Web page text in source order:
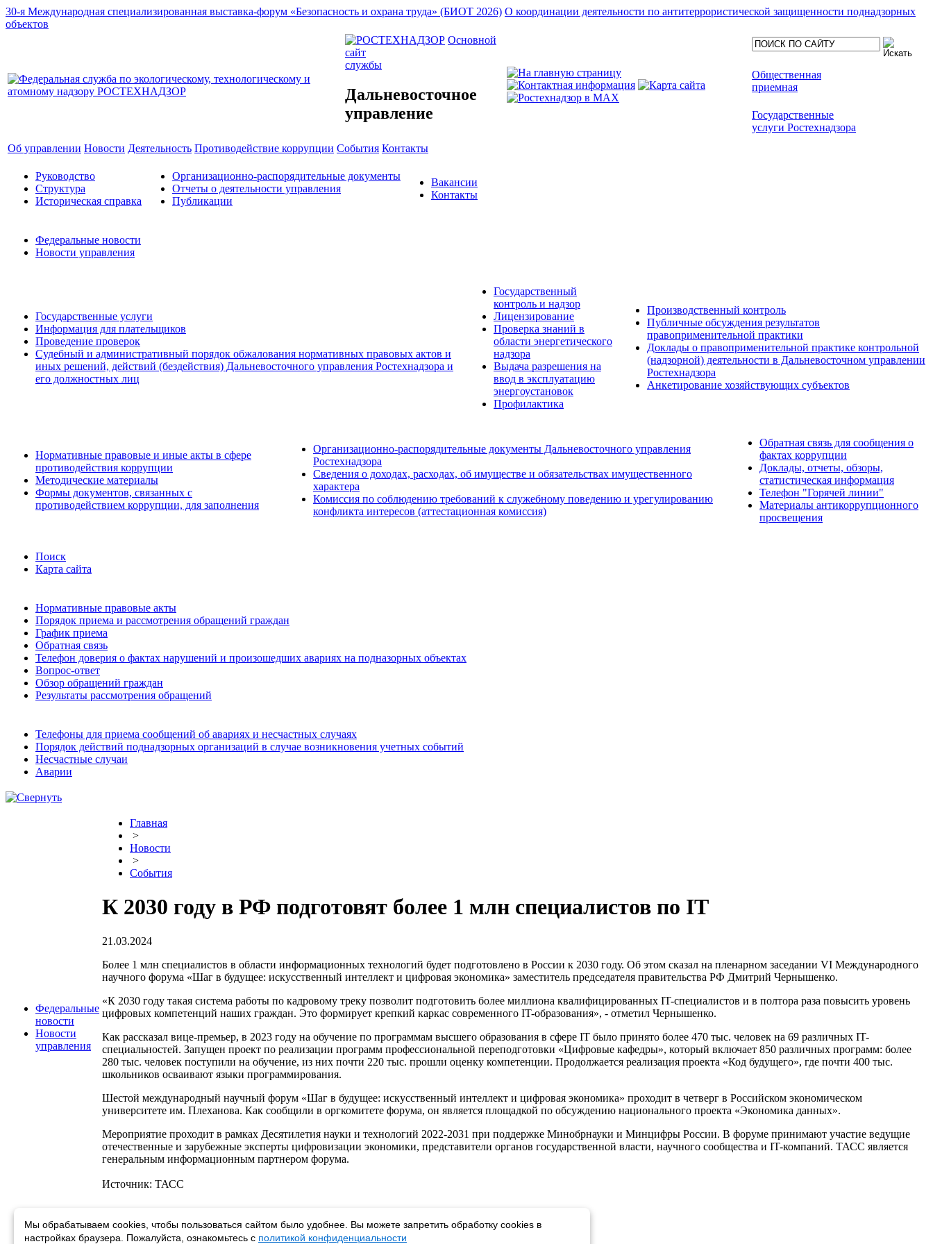
30-я Международная специализированная выставка-форум «Безопасность и охрана труда» (БИОТ 2026) О координации деятельности по антитеррористической защищенности поднадзорных
объектов
Основной
сайт
службы
Дальневосточное
управление
Общественная
приемная
Государственные
услуги Ростехнадзора
Об управлении Новости Деятельность Противодействие коррупции События Контакты
Руководство
Структура
Историческая справка
Организационно-распорядительные документы
Отчеты о деятельности управления
Публикации
Вакансии
Контакты
Федеральные новости
Новости управления
Государственные услуги
Информация для плательщиков
Проведение проверок
Судебный и административный порядок обжалования нормативных правовых актов и
иных решений, действий (бездействия) Дальневосточного управления Ростехнадзора и
его должностных лиц
Государственный
контроль и надзор
Лицензирование
Проверка знаний в
области энергетического
надзора
Выдача разрешения на
ввод в эксплуатацию
энергоустановок
Профилактика
Производственный контроль
Публичные обсуждения результатов
правоприменительной практики
Доклады о правоприменительной практике контрольной
(надзорной) деятельности в Дальневосточном управлении
Ростехнадзора
Анкетирование хозяйствующих субъектов
Нормативные правовые и иные акты в сфере
противодействия коррупции
Методические материалы
Формы документов, связанных с
противодействием коррупции, для заполнения
Организационно-распорядительные документы Дальневосточного управления
Ростехнадзора
Сведения о доходах, расходах, об имуществе и обязательствах имущественного
характера
Комиссия по соблюдению требований к служебному поведению и урегулированию
конфликта интересов (аттестационная комиссия)
Обратная связь для сообщения о
фактах коррупции
Доклады, отчеты, обзоры,
статистическая информация
Телефон "Горячей линии"
Материалы антикоррупционного
просвещения
Поиск
Карта сайта
Нормативные правовые акты
Порядок приема и рассмотрения обращений граждан
График приема
Обратная связь
Телефон доверия о фактах нарушений и произошедших авариях на подназорных объектах
Вопрос-ответ
Обзор обращений граждан
Результаты рассмотрения обращений
Телефоны для приема сообщений об авариях и несчастных случаях
Порядок действий поднадзорных организаций в случае возникновения учетных событий
Несчастные случаи
Аварии
Федеральные
новости
Новости
управления
Главная
>
Новости
>
События
К 2030 году в РФ подготовят более 1 млн специалистов по IT
21.03.2024
Более 1 млн специалистов в области информационных технологий будет подготовлено в России к 2030 году. Об этом сказал на пленарном заседании VI Международного
научного форума «Шаг в будущее: искусственный интеллект и цифровая экономика» заместитель председателя правительства РФ Дмитрий Чернышенко.
«К 2030 году такая система работы по кадровому треку позволит подготовить более миллиона квалифицированных IT-специалистов и в полтора раза повысить уровень
цифровых компетенций наших граждан. Это формирует крепкий каркас современного IT-образования», - отметил Чернышенко.
Как рассказал вице-премьер, в 2023 году на обучение по программам высшего образования в сфере IT было принято более 470 тыс. человек на 69 различных IT-
специальностей. Запущен проект по реализации программ профессиональной переподготовки «Цифровые кафедры», который включает 850 различных программ: более
280 тыс. человек поступили на обучение, из них почти 220 тыс. прошли оценку компетенции. Продолжается реализация проекта «Код будущего», где почти 400 тыс.
школьников осваивают языки программирования.
Шестой международный научный форум «Шаг в будущее: искусственный интеллект и цифровая экономика» проходит в четверг в Российском экономическом
университете им. Плеханова. Как сообщили в оргкомитете форума, он является площадкой по обсуждению национального проекта «Экономика данных».
Мероприятие проходит в рамках Десятилетия науки и технологий 2022-2031 при поддержке Минобрнауки и Минцифры России. В форуме принимают участие ведущие
отечественные и зарубежные эксперты цифровизации экономики, представители органов государственной власти, научного сообщества и IT-компаний. ТАСС является
генеральным информационным партнером форума.
Источник: ТАСС
Возврат к списку
Мы обрабатываем cookies, чтобы пользоваться сайтом было удобнее. Вы можете запретить обработку cookies в
настройках браузера. Пожалуйста, ознакомьтесь с политикой конфиденциальности